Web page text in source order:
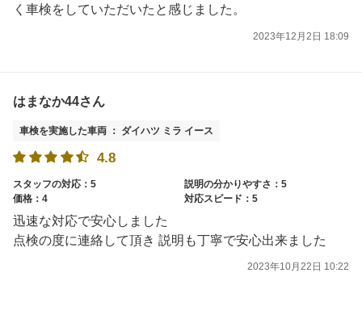
く車検をしていただいたと感じました。
2023年12月2日 18:09
はまなか44さん
車検を実施した車両 ： ダイハツ ミラ イース
4.8
スタッフの対応：5
説明の分かりやすさ：5
価格：4
対応スピード：5
迅速な対応で安心しました
点検の度に連絡して頂き 説明も丁寧で安心出来ました
2023年10月22日 10:22